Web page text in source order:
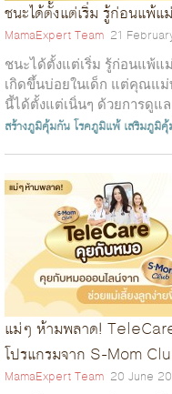
ชนะได้ตั้งแต่เริ่ม รู้ก่อนแพ้แ
MamaExpert Team 21
ชนะได้ตั้งแต่เริ่ม รู้ก่อนแพ้
เกิดขึ้นบ่อยในเด็ก แต่คุณแม่
นี้ได้ตั้งแต่เนิ่นๆ ด้วยการดูแ
สร้างภูมิคุ้มกันโรคภูมิแพ้ เสริมภูมิ
แม่ๆ ห้ามพลาด!
โปรแกรมจาก S-Mom
MamaExpert Team 20 June